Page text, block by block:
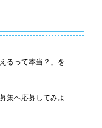
るって本当？」を
集へ応募してみよ